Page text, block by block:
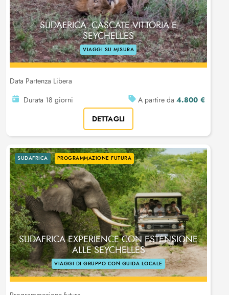
SUDAFRICA: CASCATE VITTORIA E
SEYCHELLES
VIAGGI SU MISURA
Data Partenza Libera
Durata 18 giorni
A partire da 4.800 €
DETTAGLI
SUDAFRICA PROGRAMMAZIONE FUTURA
SUDAFRICA EXPERIENCE CON ESTENSIONE
ALLE SEYCHELLES
VIAGGI DI GRUPPO CON GUIDA LOCALE